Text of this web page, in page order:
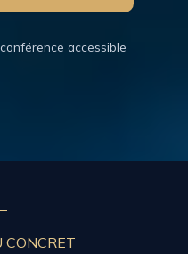
accessible
CONCRET